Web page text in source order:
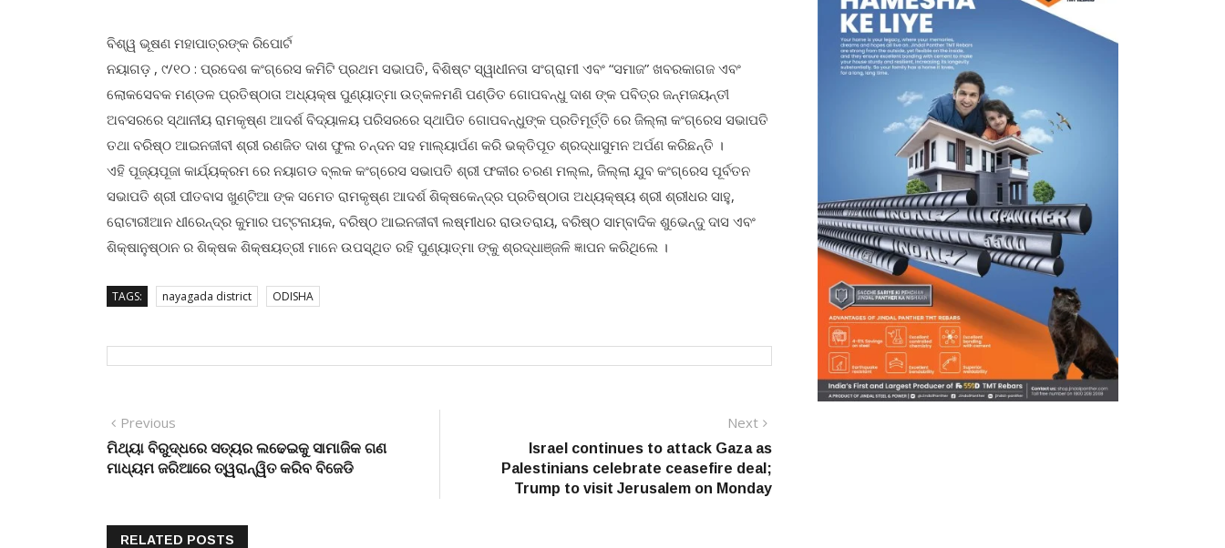
ବିଶ୍ୱ ଭୂଷଣ ମହାପାତ୍ରଙ୍କ ରିପୋର୍ଟ
ନୟାଗଡ଼ , ୯/୧୦ : ପ୍ରଦେଶ କଂଗ୍ରେସ କମିଟି ପ୍ରଥମ ସଭାପତି, ବିଶିଷ୍ଟ ସ୍ୱାଧୀନତା ସଂଗ୍ରାମୀ ଏବଂ “ସମାଜ” ଖବରକାଗଜ ଏବଂ
ଲୋକସେବକ ମଣ୍ଡଳ ପ୍ରତିଷ୍ଠାତା ଅଧ୍ୟକ୍ଷ ପୁଣ୍ୟାତ୍ମା ଉତ୍କଳମଣି ପଣ୍ଡିତ ଗୋପବନ୍ଧୁ ଦାଶ ଙ୍କ ପବିତ୍ର ଜନ୍ମଜୟନ୍ତୀ
ଅବସରରେ ସ୍ଥାନୀୟ ରାମକୃଷ୍ଣ ଆଦର୍ଶ ବିଦ୍ୟାଳୟ ପରିସରରେ ସ୍ଥାପିତ ଗୋପବନ୍ଧୁଙ୍କ ପ୍ରତିମୂର୍ତ୍ତି ରେ ଜିଲ୍ଲା କଂଗ୍ରେସ ସଭାପତି
ତଥା ବରିଷ୍ଠ ଆଇନଜୀବୀ ଶ୍ରୀ ରଣଜିତ ଦାଶ ଫୁଲ ଚନ୍ଦନ ସହ ମାଲ୍ୟାର୍ପଣ କରି ଭକ୍ତିପୂତ ଶ୍ରଦ୍ଧାସୁମନ ଅର୍ପଣ କରିଛନ୍ତି ।
ଏହି ପୂଜ୍ୟପୂଜା କାର୍ଯ୍ୟକ୍ରମ ରେ ନୟାଗଡ ବ୍ଲକ କଂଗ୍ରେସ ସଭାପତି ଶ୍ରୀ ଫକୀର ଚରଣ ମଲ୍ଲ, ଜିଲ୍ଲା ଯୁବ କଂଗ୍ରେସ ପୂର୍ବତନ
ସଭାପତି ଶ୍ରୀ ପୀତବାସ ଖୁଣ୍ଟିଆ ଙ୍କ ସମେତ ରାମକୃଷ୍ଣ ଆଦର୍ଶ ଶିକ୍ଷକେନ୍ଦ୍ର ପ୍ରତିଷ୍ଠାତା ଅଧ୍ୟକ୍ଷ୍ୟ ଶ୍ରୀ ଶ୍ରୀଧର ସାହୁ,
ରୋଟାରୀଆନ ଧୀରେନ୍ଦ୍ର କୁମାର ପଟ୍ଟନାୟକ, ବରିଷ୍ଠ ଆଇନଜୀବୀ ଲଷ୍ମୀଧର ରାଉତରାୟ, ବରିଷ୍ଠ ସାମ୍ବାଦିକ ଶୁଭେନ୍ଦୁ ଦାସ ଏବଂ
ଶିକ୍ଷାନୁଷ୍ଠାନ ର ଶିକ୍ଷକ ଶିକ୍ଷୟତ୍ରୀ ମାନେ ଉପସ୍ଥିତ ରହି ପୁଣ୍ୟାତ୍ମା ଙ୍କୁ ଶ୍ରଦ୍ଧାଞ୍ଜଳି ଜ୍ଞାପନ କରିଥିଲେ ।
TAGS: nayagada district ODISHA
Post
navigation
Previous
post:
ମିଥ୍ୟା ବିରୁଦ୍ଧରେ ସତ୍ୟର ଲଢେଇକୁ ସାମାଜିକ ଗଣ
ମାଧ୍ୟମ ଜରିଆରେ ତ୍ୱରାନ୍ୱିତ କରିବ ବିଜେଡି
Next
post:
Israel continues to attack Gaza as
Palestinians celebrate ceasefire deal;
Trump to visit Jerusalem on Monday
RELATED POSTS